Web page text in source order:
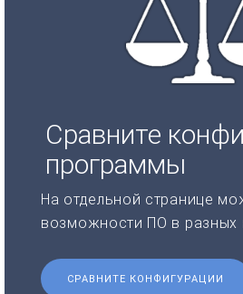
Сравните
программы
На отдельной странице
возможности ПО в разных
СРАВНИТЕ КОНФИГУРАЦИИ